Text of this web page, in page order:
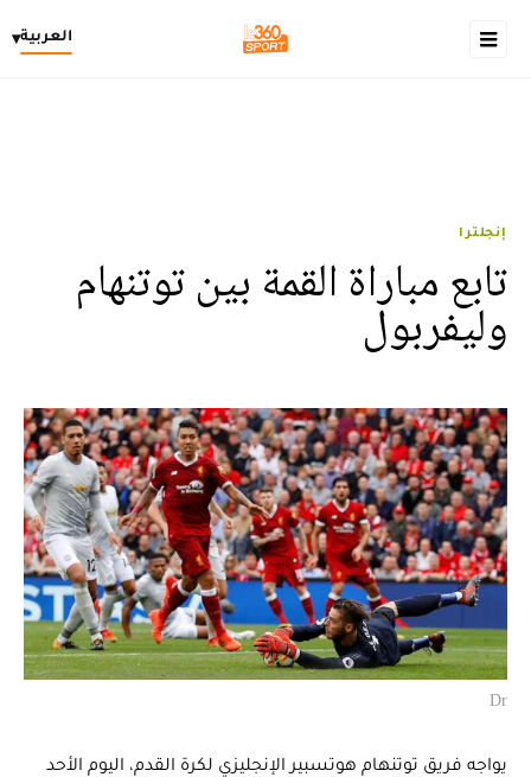
العربية▾
إنجلترا
تابع مباراة القمة بين توتنهام
وليفربول
Dr
يواجه فريق توتنهام هوتسبير الإنجليزي لكرة القدم، اليوم الأحد